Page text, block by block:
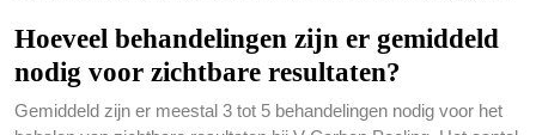
Hoeveel behandelingen zijn er gemiddeld
nodig voor zichtbare resultaten?
Gemiddeld zijn er meestal 3 tot 5 behandelingen nodig voor het